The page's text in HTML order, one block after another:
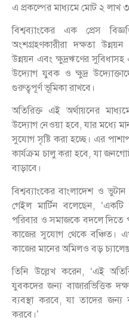
এ প্রকল্পের মাধ্যমে মোট ২ লাখ
বিশ্বব্যাংকের এক প্রেস
অংশগ্রহণকারীরা দক্ষতা উন্নয়ন
উন্নয়ন এবং ক্ষুদ্রঋণের
উদ্যোগ যুবক ও ক্ষুদ্র
গুরুত্বপূর্ণ ভূমিকা রাখবে।
অতিরিক্ত এই অর্থায়নের
উদ্যোগ নেওয়া হবে, যার মধ্যে
সুযোগ সৃষ্টি করা হচ্ছে। এর
কার্যক্রম চালু করা হবে, যা
বাড়াবে।
বিশ্বব্যাংকের বাংলাদেশ ও
গেইল মার্টিন বলেছেন,
পরিবার ও সমাজকে বদলে দিতে
কাজের সুযোগ থেকে বঞ্চিত।
কাজের মানের অমিলও বড়
তিনি উল্লেখ করেন, ‘এই
যুবকদের জন্য বাজারভিত্তিক
ব্যবস্থা করবে, যা তাদের জন্য
করবে।’